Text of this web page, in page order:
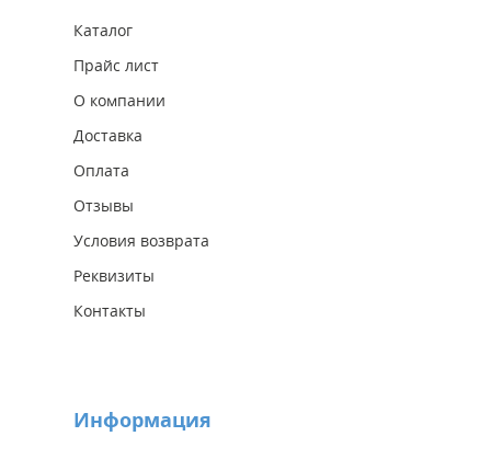
Каталог
Прайс лист
О компании
Доставка
Оплата
Отзывы
Условия возврата
Реквизиты
Контакты
Информация